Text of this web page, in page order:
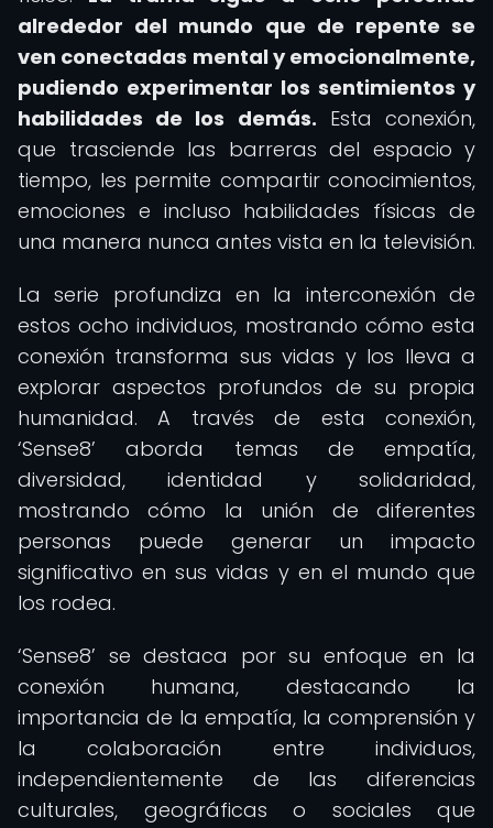
alrededor del mundo que de repente se
ven conectadas mental y emocionalmente,
pudiendo experimentar los sentimientos y
habilidades de los demás. Esta conexión,
que trasciende las barreras del espacio y
tiempo, les permite compartir conocimientos,
emociones e incluso habilidades físicas de
una manera nunca antes vista en la televisión.
La serie profundiza en la interconexión de
estos ocho individuos, mostrando cómo esta
conexión transforma sus vidas y los lleva a
explorar aspectos profundos de su propia
humanidad. A través de esta conexión,
‘Sense8’ aborda temas de empatía,
diversidad, identidad y solidaridad,
mostrando cómo la unión de diferentes
personas puede generar un impacto
significativo en sus vidas y en el mundo que
los rodea.
‘Sense8’ se destaca por su enfoque en la
conexión humana, destacando la
importancia de la empatía, la comprensión y
la colaboración entre individuos,
independientemente de las diferencias
culturales, geográficas o sociales que